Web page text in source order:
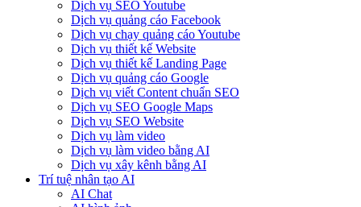
Dịch vụ SEO Youtube
Dịch vụ quảng cáo Facebook
Dịch vụ chạy quảng cáo Youtube
Dịch vụ thiết kế Website
Dịch vụ thiết kế Landing Page
Dịch vụ quảng cáo Google
Dịch vụ viết Content chuẩn SEO
Dịch vụ SEO Google Maps
Dịch vụ SEO Website
Dịch vụ làm video
Dịch vụ làm video bằng AI
Dịch vụ xây kênh bằng AI
Trí tuệ nhân tạo AI
AI Chat